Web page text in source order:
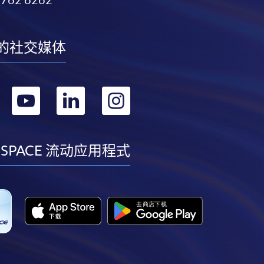
社交媒体
转
youtube
转
linkedin
转
instagram
流动应用程式